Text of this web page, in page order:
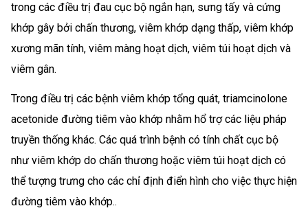
trong các điều trị đau cục bộ ngắn hạn, sưng tấy và cứng
khớp gây bởi chấn thương, viêm khớp dạng thấp, viêm khớp
xương mãn tính, viêm màng hoạt dịch, viêm túi hoạt dịch và
viêm gân.
Trong điều trị các bệnh viêm khớp tổng quát, triamcinolone
acetonide đường tiêm vào khớp nhằm hổ trợ các liệu pháp
truyền thống khác. Các quá trình bệnh có tính chất cục bộ
như viêm khớp do chấn thương hoặc viêm túi hoạt dịch có
thể tượng trưng cho các chỉ định điển hình cho việc thực hiện
đường tiêm vào khớp..